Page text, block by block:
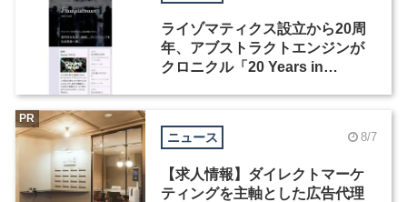
ライゾマティクス設立から20周
年、アブストラクトエンジンが
クロニクル「20 Years in
ニュース 8/7
【求人情報】ダイレクトマーケ
ティングを主軸とした広告代理
PR